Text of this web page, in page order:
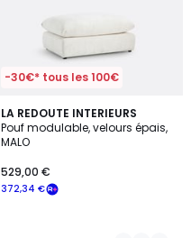
-30€* tous les 100€
LA REDOUTE INTERIEURS
Pouf modulable, velours épais,
MALO
372,34 €
529,00 €
5
Couleurs